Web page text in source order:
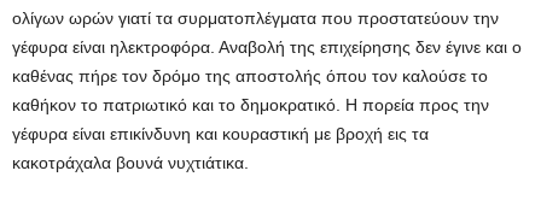
ολίγων ωρών γιατί τα συρματοπλέγματα που προστατεύουν την
γέφυρα είναι ηλεκτροφόρα. Αναβολή της επιχείρησης δεν έγινε και ο
καθένας πήρε τον δρόμο της αποστολής όπου τον καλούσε το
καθήκον το πατριωτικό και το δημοκρατικό. Η πορεία προς την
γέφυρα είναι επικίνδυνη και κουραστική με βροχή εις τα
κακοτράχαλα βουνά νυχτιάτικα.